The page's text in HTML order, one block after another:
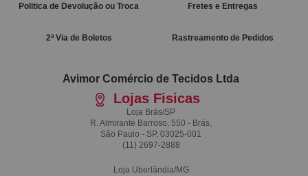
Politica de Devolução ou Troca Fretes e Entregas
2ª Via de Boletos Rastreamento de Pedidos
Avimor Comércio de Tecidos Ltda
Lojas Fisicas
Loja Brás/SP
R. Almirante Barroso, 550 - Brás,
São Paulo - SP, 03025-001
(11) 2697-2888
Loja Uberlândia/MG